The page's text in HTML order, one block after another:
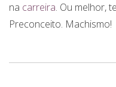
na carreira. Ou melhor,
Preconceito. Machismo!